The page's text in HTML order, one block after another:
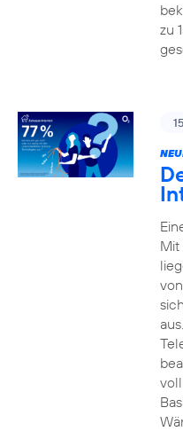
zu
Mit